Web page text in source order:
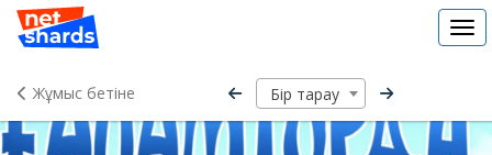
Жұмыс бетіне
Бір тарау